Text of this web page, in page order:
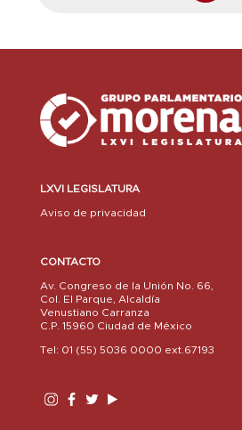
LXVI LEGISLATURA
Aviso de privacidad
CONTACTO
Av. Congreso de la Unión No. 66,
Col. El Parque, Alcaldía
Venustiano Carranza
C.P. 15960 Ciudad de México
Tel: 01 (55) 5036 0000 ext.67193